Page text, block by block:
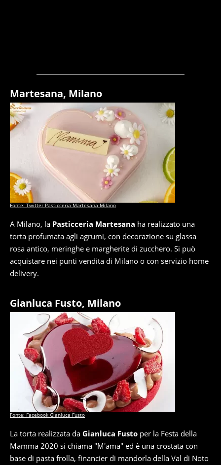
Martesana, Milano
Fonte: Twitter Pasticceria Martesana Milano
A Milano, la Pasticceria Martesana ha realizzato una
torta profumata agli agrumi, con decorazione su glassa
rosa antico, meringhe e margherite di zucchero. Si può
acquistare nei punti vendita di Milano o con servizio home
delivery.
Gianluca Fusto, Milano
Fonte: Facebook Gianluca Fusto
La torta realizzata da Gianluca Fusto per la Festa della
Mamma 2020 si chiama "M'ama" ed è una crostata con
base di pasta frolla, financier di mandorla della Val di Noto